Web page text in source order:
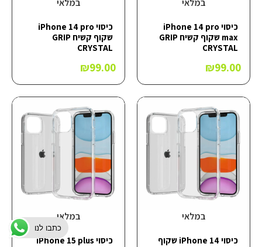
כיסוי iPhone 14 pro
max שקוף קשיח GRIP
CRYSTAL
₪99.00
כיסוי iPhone 14 pro
שקוף קשיח GRIP
CRYSTAL
₪99.00
במלאי
כיסוי iPhone 14 שקוף
במלאי
כיסוי iPhone 15 plus
כתבו לנו